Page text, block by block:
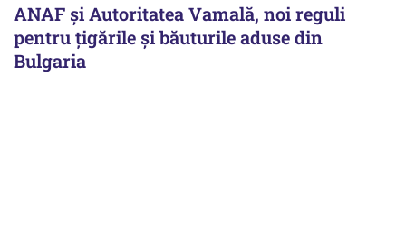
ANAF și Autoritatea Vamală, noi reguli
pentru țigările și băuturile aduse din
Bulgaria